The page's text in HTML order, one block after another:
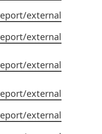
external
external
external
external
external